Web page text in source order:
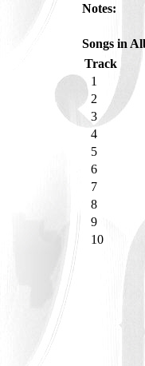
Notes:
Songs in
Track
1
2
3
4
5
6
7
8
9
10